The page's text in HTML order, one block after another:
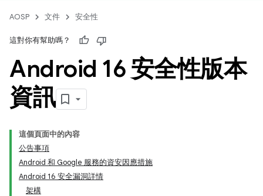
AOSP 文件 安全性
這對你有幫助嗎？
Android 16 安全性版本
資訊
這個頁面中的內容
公告事項
Android 和 Google 服務的資安因應措施
Android 16 安全漏洞詳情
架構